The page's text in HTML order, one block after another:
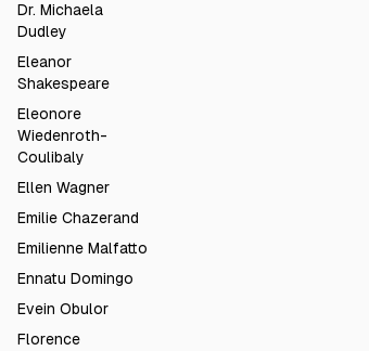
Dr. Michaela
Dudley
Eleanor
Shakespeare
Eleonore
Wiedenroth-
Coulibaly
Ellen Wagner
Emilie Chazerand
Emilienne Malfatto
Ennatu Domingo
Evein Obulor
Florence